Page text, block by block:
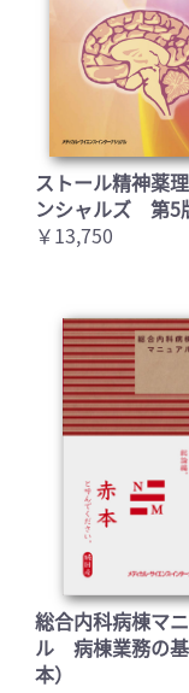
ストール精神薬
ンシャルズ 第5
￥13,750
総合内科病棟マ
ル 病棟業務の
本）